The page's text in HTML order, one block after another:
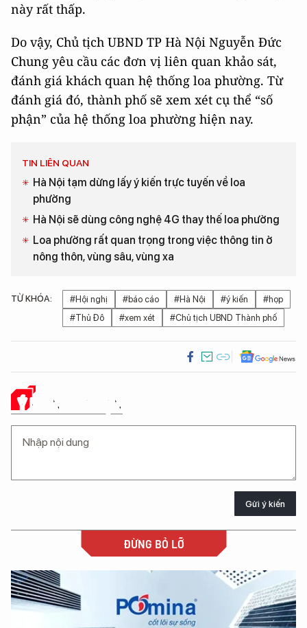
này rất thấp.
Do vậy, Chủ tịch UBND TP Hà Nội Nguyễn Đức
Chung yêu cầu các đơn vị liên quan khảo sát,
đánh giá khách quan hệ thống loa phường. Từ
đánh giá đó, thành phố sẽ xem xét cụ thể “số
phận” của hệ thống loa phường hiện nay.
TIN LIÊN QUAN
Hà Nội tạm dừng lấy ý kiến trực tuyến về loa
phường
Hà Nội sẽ dùng công nghệ 4G thay thế loa phường
Loa phường rất quan trọng trong việc thông tin ở
nông thôn, vùng sâu, vùng xa
TỪ KHÓA: #Hội nghị #báo cáo #Hà Nội #ý kiến
#họp
#Thủ Đô
#xem xét #Chủ tịch UBND Thành phố
Ý KIẾN CỦA BẠN
Gửi ý kiến
ĐỪNG BỎ LỠ